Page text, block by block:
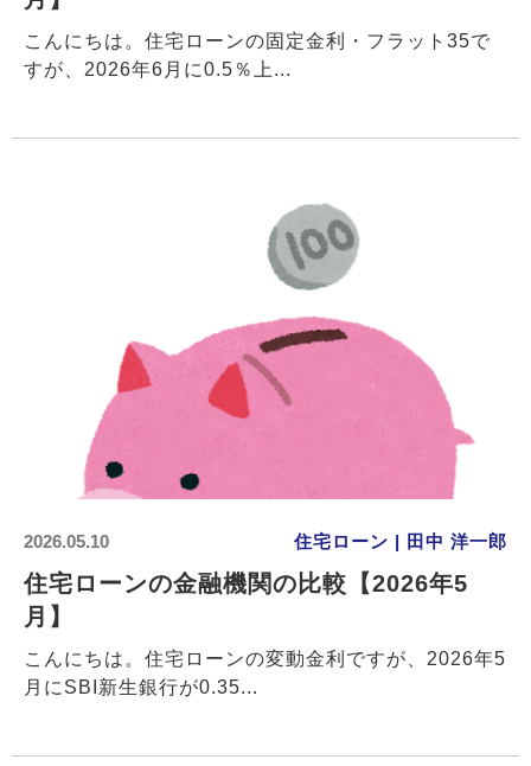
こんにちは。住宅ローンの固定金利・フラット35で
すが、2026年6月に0.5％上...
2026.05.10 住宅ローン | 田中 洋一郎
住宅ローンの金融機関の比較【2026年5
月】
こんにちは。住宅ローンの変動金利ですが、2026年5
月にSBI新生銀行が0.35...